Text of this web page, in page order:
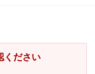
ください